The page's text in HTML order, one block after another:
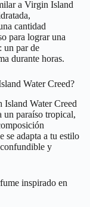
a Virgin Island
cantidad
para lograr una
un par de
durante horas.
Water Creed?
Island Water Creed
un paraíso tropical,
se adapta a tu estilo
y
inspirado en